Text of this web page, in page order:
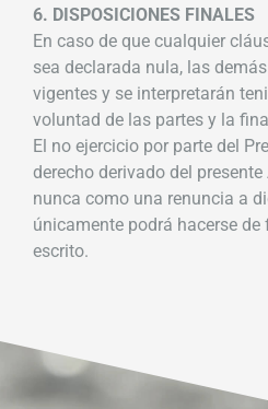
6. DISPOSICIONES FINALES
En caso de que cualquier
sea declarada nula, las
vigentes y se interpretarán
voluntad de las partes y la
El no ejercicio por parte del
derecho derivado del
nunca como una renuncia a
únicamente podrá hacerse
escrito.